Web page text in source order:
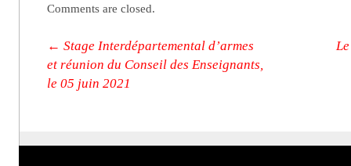
Comments are closed.
Post navigation
← Stage Interdépartemental d’armes
et réunion du Conseil des Enseignants,
le 05 juin 2021